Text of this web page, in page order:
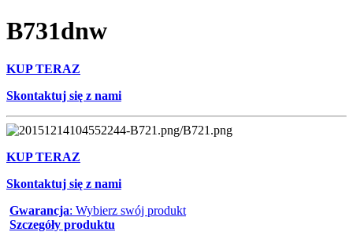
B731dnw
KUP TERAZ
Skontaktuj się z nami
KUP TERAZ
Skontaktuj się z nami
Gwarancja: Wybierz swój produkt
Szczegóły produktu